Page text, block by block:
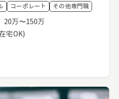
コーポレート その他専門職
報
酬
20万〜150万
宅OK)